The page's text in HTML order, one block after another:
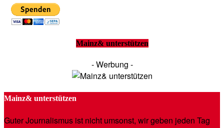
Mainz& unterstützen
- Werbung -
Mainz& unterstützen
Guter Journalismus ist nicht umsonst, wir geben jeden Tag